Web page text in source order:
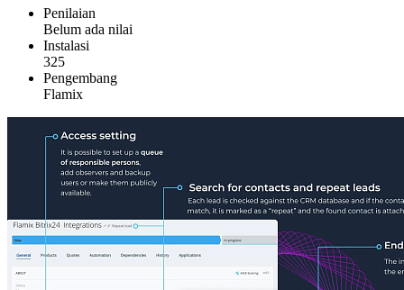
Penilaian
Belum ada nilai
Instalasi
325
Pengembang
Flamix